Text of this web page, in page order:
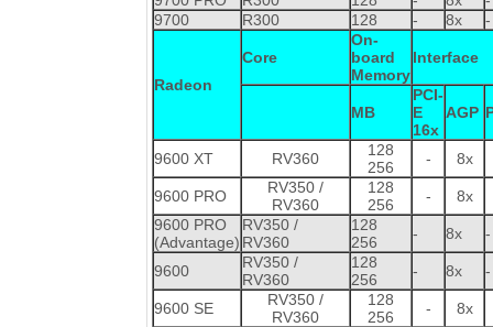
9700
R300 128 - 8x -
Radeon
Core
On-
board
Memory
Interface
MB
PCI-
E
16x
AGP
9600 XT RV360
128
256
- 8x
9600 PRO
RV350 /
RV360
128
256
-
8x
9600 PRO
(Advantage)
RV350 /
RV360
128
256
- 8x -
9600
RV350 /
RV360
128
256
- 8x -
9600 SE
RV350 /
RV360
128
256
- 8x